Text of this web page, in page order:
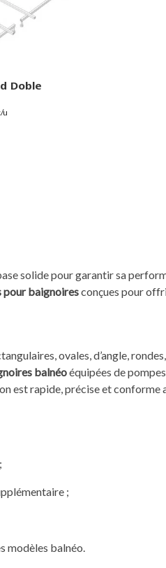
Doble
u
solide pour garantir sa
pour baignoiresconçues pour
ovales, d’angle,
balnéoéquipées de
est rapide, précise et conforme
;
modèles balnéo.